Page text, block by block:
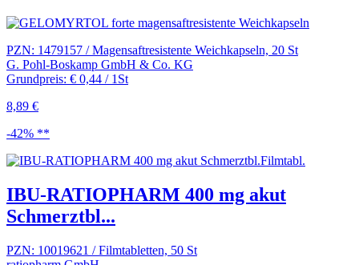
PZN: 1479157 / Magensaftresistente Weichkapseln, 20 St
G. Pohl-Boskamp GmbH & Co. KG
Grundpreis: € 0,44 / 1St
8,89 €
-42% **
IBU-RATIOPHARM 400 mg akut
Schmerztbl...
PZN: 10019621 / Filmtabletten, 50 St